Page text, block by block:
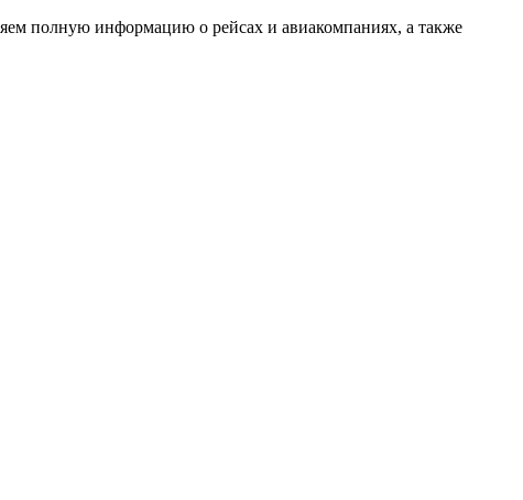
полную информацию о рейсах и авиакомпаниях, а также